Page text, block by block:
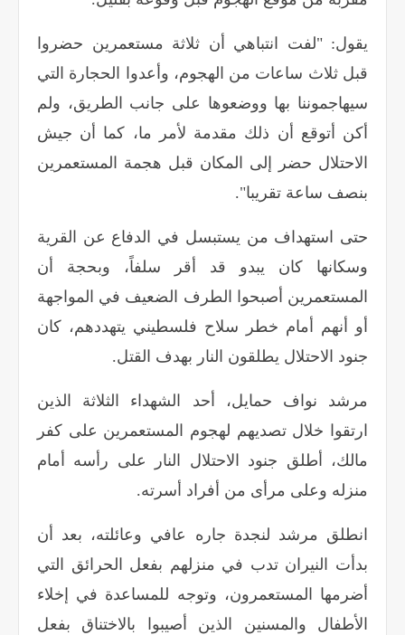
يقول: "لفت انتباهي أن ثلاثة مستعمرين حضروا
قبل ثلاث ساعات من الهجوم، وأعدوا الحجارة التي
سيهاجموننا بها ووضعوها على جانب الطريق، ولم
أكن أتوقع أن ذلك مقدمة لأمر ما، كما أن جيش
الاحتلال حضر إلى المكان قبل هجمة المستعمرين
بنصف ساعة تقريبا".
حتى استهداف من يستبسل في الدفاع عن القرية
وسكانها كان يبدو قد أقر سلفاً، وبحجة أن
المستعمرين أصبحوا الطرف الضعيف في المواجهة
أو أنهم أمام خطر سلاح فلسطيني يتهددهم، كان
جنود الاحتلال يطلقون النار بهدف القتل.
مرشد نواف حمايل، أحد الشهداء الثلاثة الذين
ارتقوا خلال تصديهم لهجوم المستعمرين على كفر
مالك، أطلق جنود الاحتلال النار على رأسه أمام
منزله وعلى مرأى من أفراد أسرته.
انطلق مرشد لنجدة جاره عافي وعائلته، بعد أن
بدأت النيران تدب في منزلهم بفعل الحرائق التي
أضرمها المستعمرون، وتوجه للمساعدة في إخلاء
الأطفال والمسنين الذين أصيبوا بالاختناق بفعل